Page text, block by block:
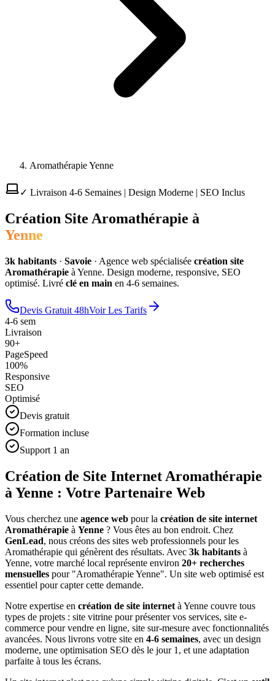
Aromathérapie Yenne
✓ Livraison 4-6 Semaines | Design Moderne | SEO Inclus
Création Site Aromathérapie à
Yenne
3k habitants · Savoie · Agence web spécialisée création site
Aromathérapie à Yenne. Design moderne, responsive, SEO
optimisé. Livré clé en main en 4-6 semaines.
Devis Gratuit 48hVoir Les Tarifs
4-6 sem
Livraison
90+
PageSpeed
100%
Responsive
SEO
Optimisé
Devis gratuit
Formation incluse
Support 1 an
Création de Site Internet Aromathérapie
à Yenne : Votre Partenaire Web
Vous cherchez une agence web pour la création de site internet
Aromathérapie à Yenne ? Vous êtes au bon endroit. Chez
GenLead, nous créons des sites web professionnels pour les
Aromathérapie qui génèrent des résultats. Avec 3k habitants à
Yenne, votre marché local représente environ 20+ recherches
mensuelles pour "AromathérapieYenne". Un site web optimisé est
essentiel pour capter cette demande.
Notre expertise en création de site internet à Yenne couvre tous
types de projets : site vitrine pour présenter vos services, site e-
commerce pour vendre en ligne, site sur-mesure avec fonctionnalités
avancées. Nous livrons votre site en 4-6 semaines, avec un design
moderne, une optimisation SEO dès le jour 1, et une adaptation
parfaite à tous les écrans.